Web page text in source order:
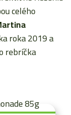
celého
roka 2019 a
rebríčka